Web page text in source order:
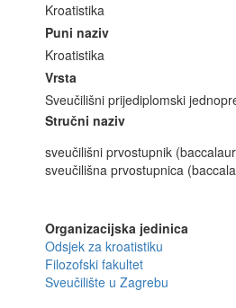
Kroatistika
Puni naziv
Kroatistika
Vrsta
Sveučilišni prijediplomski
Stručni naziv
sveučilišni prvostupnik
sveučilišna prvostupnica
Organizacijska jedinica
Odsjek za kroatistiku
Filozofski fakultet
Sveučilište u Zagrebu